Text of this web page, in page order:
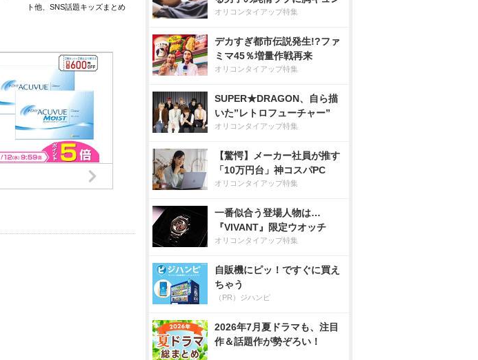
ト他、SNS話題キッズまとめ
オリコンタイアップ特集
デカすぎ都市伝説発生!?ファ
ミマ45％増量作戦再来
オリコンタイアップ特集
SUPER★DRAGON、自ら描
いた”レトロフューチャー”
オリコンタイアップ特集
【驚愕】メーカー社員が推す
「10万円台」神コスパPC
オリコンタイアップ特集
一番似合う登場人物は…
『VIVANT』限定ウオッチ
オリコンタイアップ特集
自販機にピッ！ですぐに買え
ちゃう
（PR）ジハンピ
2026年7月夏ドラマも、注目
作＆話題作が勢ぞろい！